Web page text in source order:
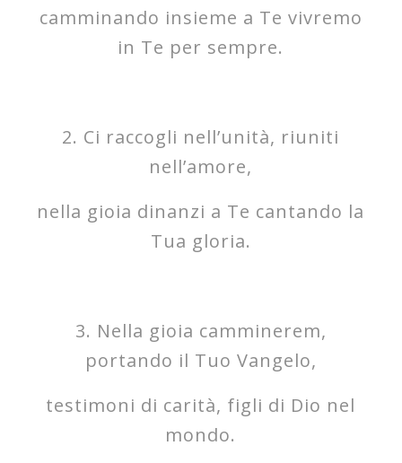
camminando insieme a Te vivremo
in Te per sempre.
2. Ci raccogli nell’unità, riuniti
nell’amore,
nella gioia dinanzi a Te cantando la
Tua gloria.
3. Nella gioia camminerem,
portando il Tuo Vangelo,
testimoni di carità, figli di Dio nel
mondo.